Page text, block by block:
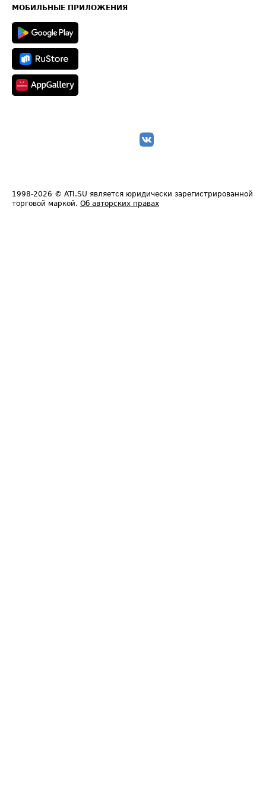
Техническая информация
МОБИЛЬНЫЕ ПРИЛОЖЕНИЯ
1998-2026 © ATI.SU является юридически зарегистрированной
торговой маркой. Об авторских правах